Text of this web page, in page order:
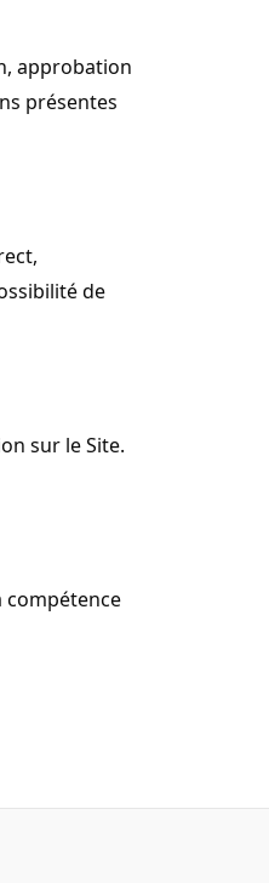
approbation
présentes
de
sur le Site.
compétence